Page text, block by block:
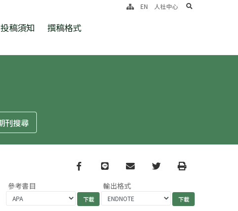
投稿須知 撰稿格式
EN 人社中心 search
Facebook
line email TwitterPrint
參考書目 輸出格式